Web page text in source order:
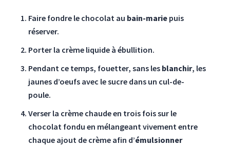
Faire fondre le chocolat au bain-marie puis
réserver.
Porter la crème liquide à ébullition.
Pendant ce temps, fouetter, sans les blanchir, les
jaunes d’oeufs avec le sucre dans un cul-de-
poule.
Verser la crème chaude en trois fois sur le
chocolat fondu en mélangeant vivement entre
chaque ajout de crème afin d’émulsionner